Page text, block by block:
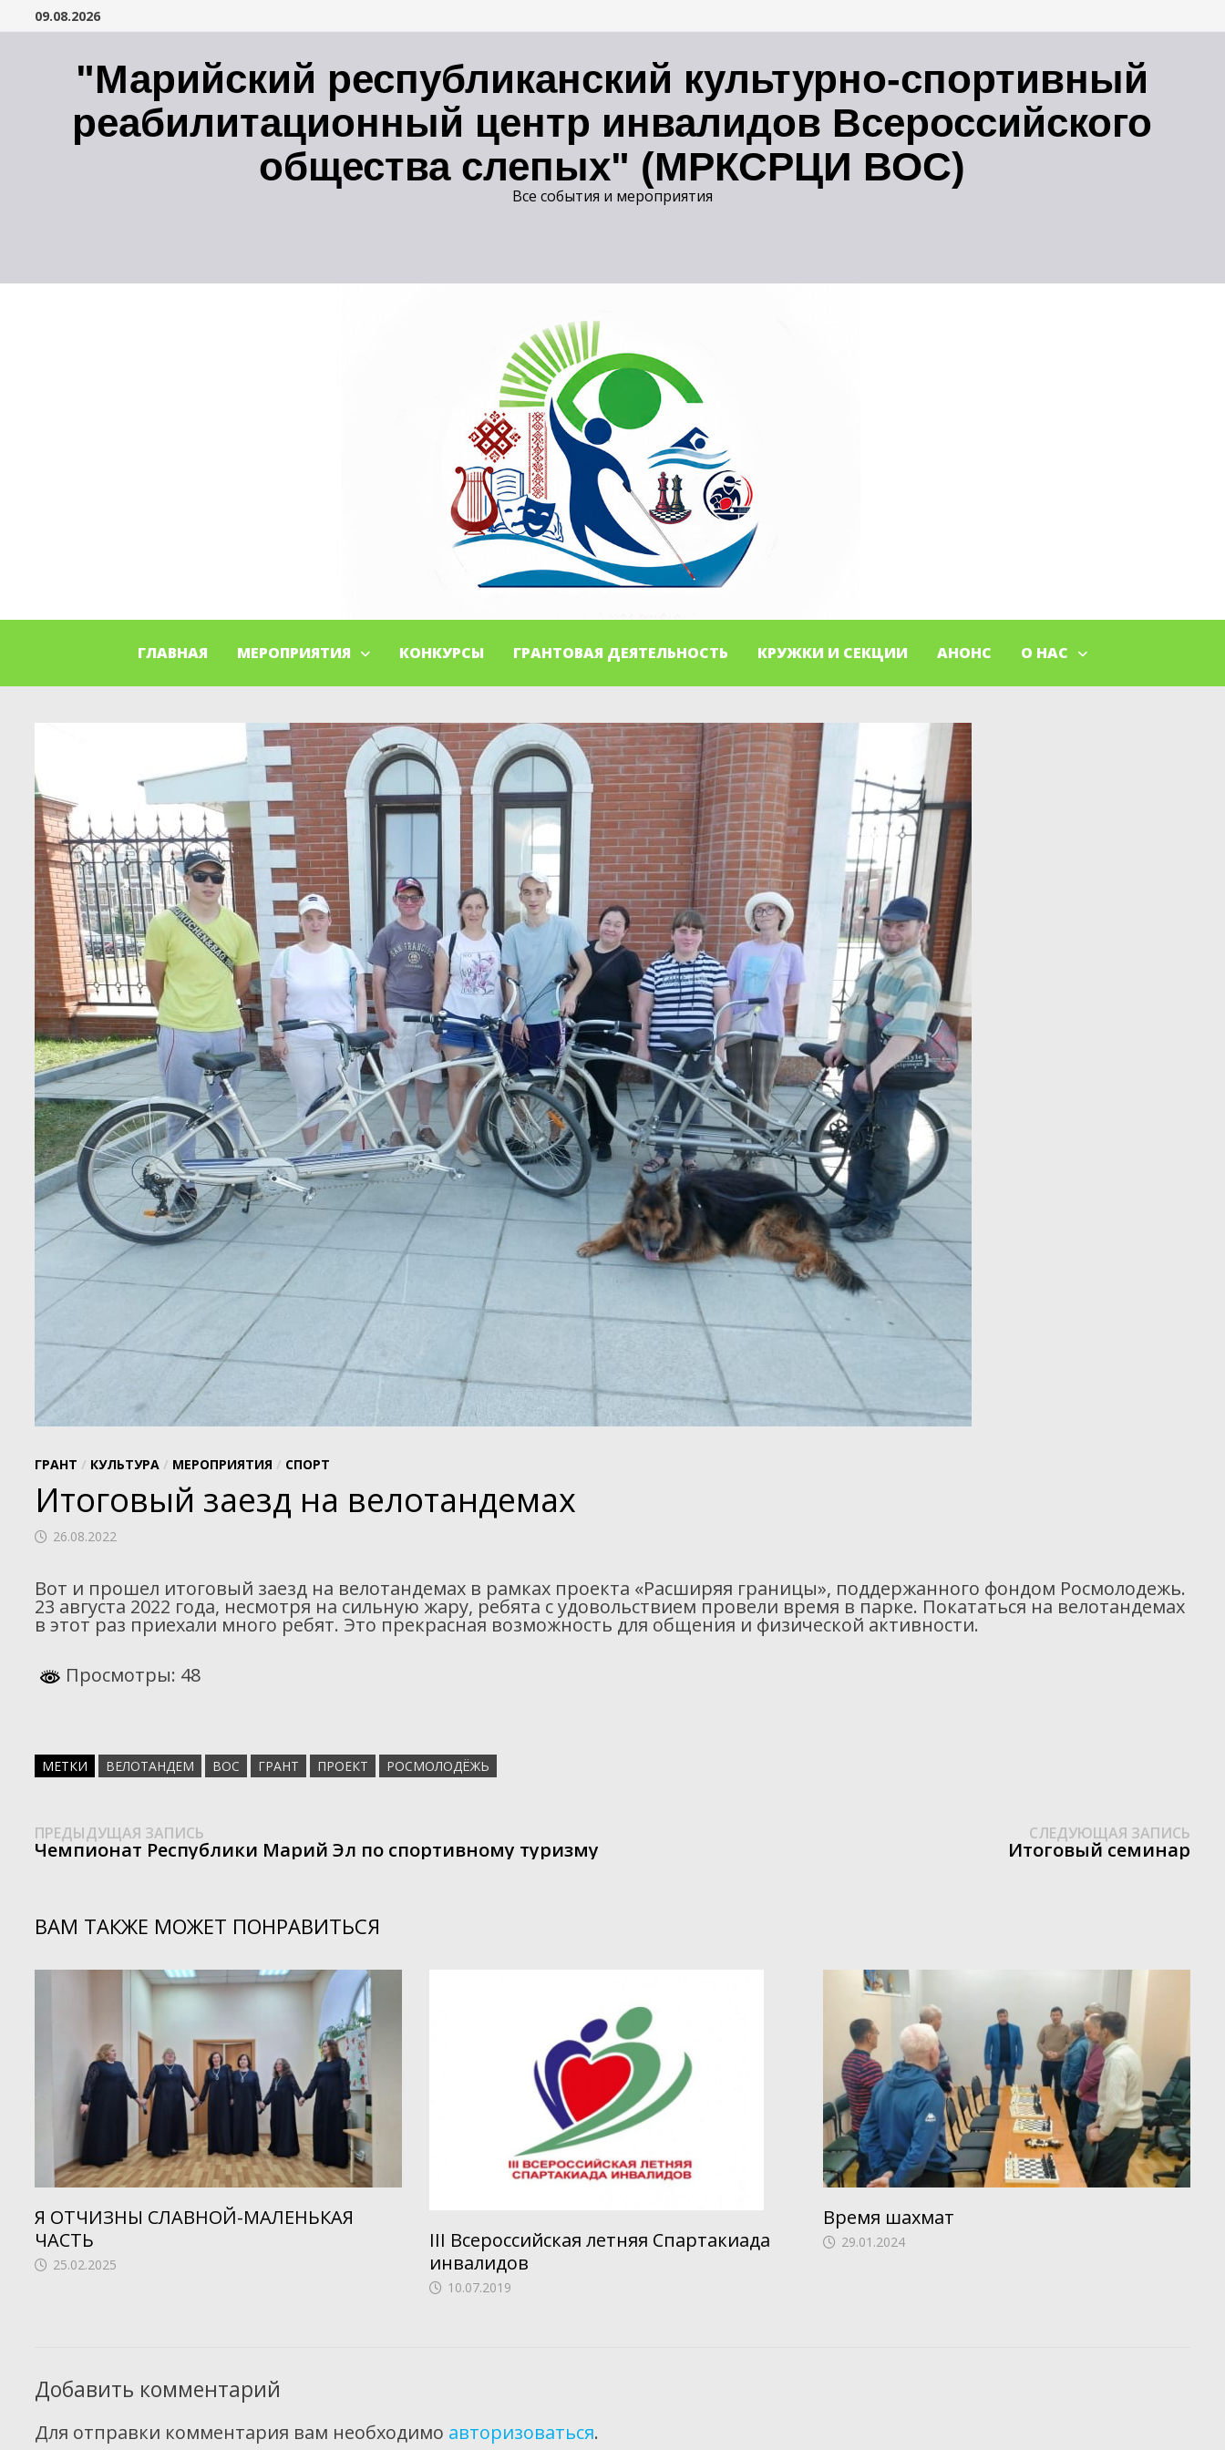
Перейти
к 09.08.2026
"Марийский республиканский культурно-спортивный
реабилитационный центр инвалидов Всероссийского
общества слепых" (МРКСРЦИ ВОС)
Все события и мероприятия
ГЛАВНАЯ МЕРОПРИЯТИЯ КОНКУРСЫ ГРАНТОВАЯ ДЕЯТЕЛЬНОСТЬ КРУЖКИ И СЕКЦИИ АНОНС О НАС
ГРАНТ / КУЛЬТУРА / МЕРОПРИЯТИЯ / СПОРТ
Итоговый заезд на велотандемах
26.08.2022
Вот и прошел итоговый заезд на велотандемах в рамках проекта «Расширяя границы», поддержанного фондом Росмолодежь.
23 августа 2022 года, несмотря на сильную жару, ребята с удовольствием провели время в парке. Покататься на велотандемах
в этот раз приехали много ребят. Это прекрасная возможность для общения и физической активности.
Просмотры: 48
МЕТКИ ВЕЛОТАНДЕМ ВОС ГРАНТ ПРОЕКТ РОСМОЛОДЁЖЬ
Навигация
ПРЕДЫДУЩАЯ ЗАПИСЬ
запись:
Чемпионат Республики Марий Эл по спортивному туризму
СЛЕДУЮЩАЯ ЗАПИСЬ
Итоговый семинар
ВАМ ТАКЖЕ МОЖЕТ ПОНРАВИТЬСЯ
Я ОТЧИЗНЫ СЛАВНОЙ-МАЛЕНЬКАЯ
ЧАСТЬ
25.02.2025
III Всероссийская летняя Спартакиада
инвалидов
10.07.2019
Время шахмат
29.01.2024
Добавить комментарий
Для отправки комментария вам необходимо авторизоваться.